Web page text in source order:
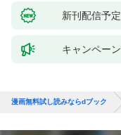
新刊配信予定
キャンペーン
漫画無料試し読みならdブック